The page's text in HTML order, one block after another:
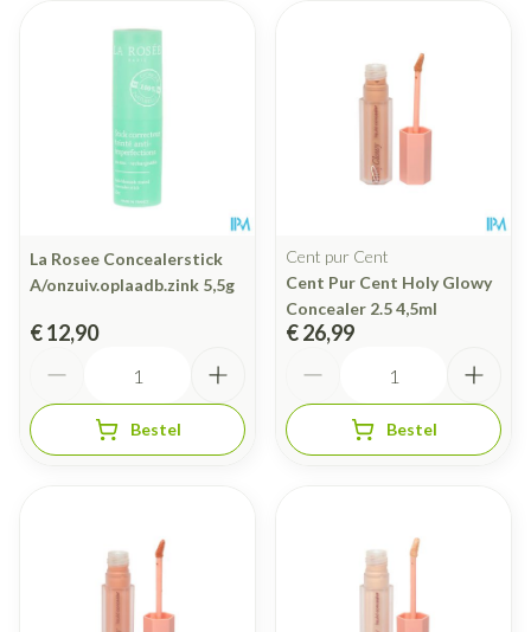
La Rosee Concealerstick
A/onzuiv.oplaadb.zink 5,5g
€ 12,90
Bestel
Cent pur Cent
Cent Pur Cent Holy Glowy
Concealer 2.5 4,5ml
€ 26,99
Bestel